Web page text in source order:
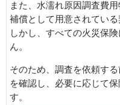
また、水濡れ原因調査費
補償として用意されている
しかし、すべての火災保
ん。
そのため、調査を依頼す
を確認し、必要に応じて
す。